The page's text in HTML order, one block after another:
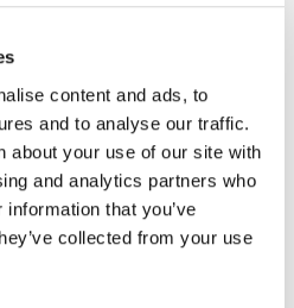
content and ads, to
and to analyse our traffic.
about your use of our site with
and analytics partners who
that you’ve
collected from your use